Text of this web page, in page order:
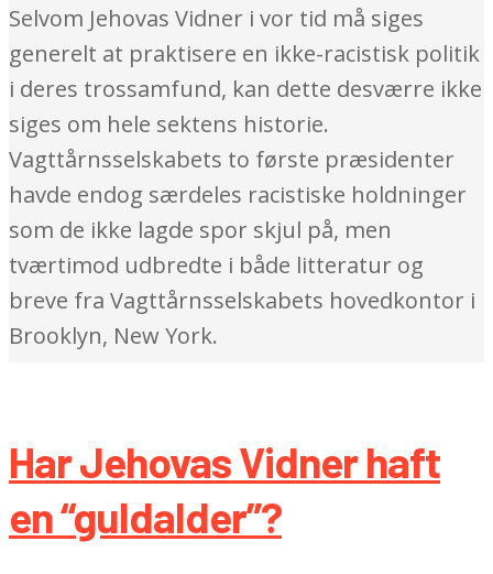
Selvom Jehovas Vidner i vor tid må siges
generelt at praktisere en ikke-racistisk politik
i deres trossamfund, kan dette desværre ikke
siges om hele sektens historie.
Vagttårnsselskabets to første præsidenter
havde endog særdeles racistiske holdninger
som de ikke lagde spor skjul på, men
tværtimod udbredte i både litteratur og
breve fra Vagttårnsselskabets hovedkontor i
Brooklyn, New York.
Har Jehovas Vidner haft
en “guldalder”?